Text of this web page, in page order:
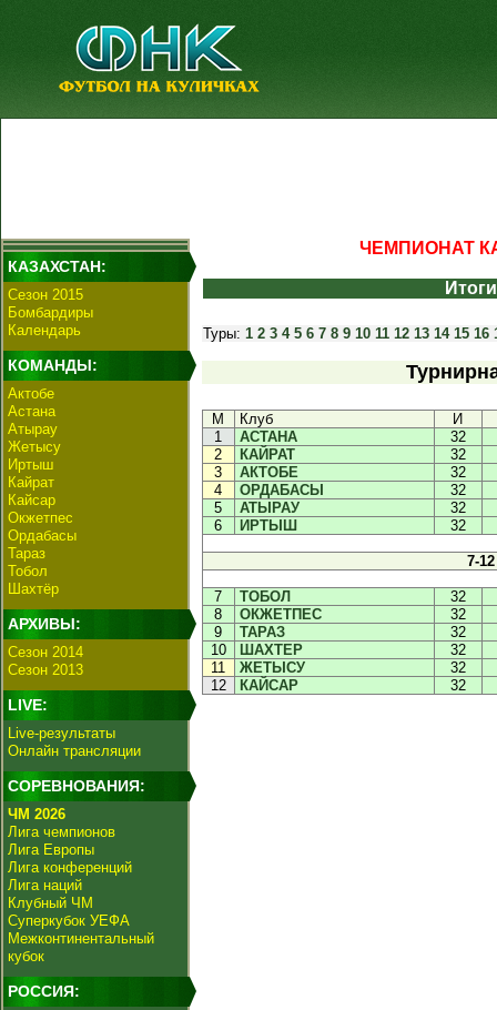
КАЗАХСТАН:
Сезон 2015
Бомбардиры
Календарь
КОМАНДЫ:
Актобе
Астана
Атырау
Жетысу
Иртыш
Кайрат
Кайсар
Окжетпес
Ордабасы
Тараз
Тобол
Шахтёр
АРХИВЫ:
Сезон 2014
Сезон 2013
LIVE:
Live-результаты
Онлайн трансляции
СОРЕВНОВАНИЯ:
ЧМ 2026
Лига чемпионов
Лига Европы
Лига конференций
Лига наций
Клубный ЧМ
Суперкубок УЕФА
Межконтинентальный
кубок
РОССИЯ:
ЧЕМПИОНАТ
Туры: 1 2 3 4 5 6 7 8 9 10 11 12 13 14 15 16
М Клуб
И
1
АСТАНА
32
2
КАЙРАТ
32
3
АКТОБЕ
32
4
ОРДАБАСЫ
32
5
АТЫРАУ
32
6
ИРТЫШ 32
7-
7 ТОБОЛ
32
8
ОКЖЕТПЕС
32
9
ТАРАЗ
32
10
ШАХТЕР
32
11
ЖЕТЫСУ
32
12
КАЙСАР 32